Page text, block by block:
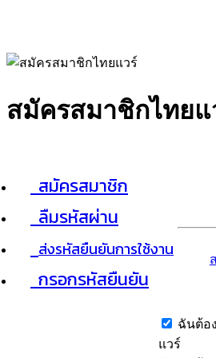
สมัครสมาชิกไทยแ
สมัครสมาชิก
ลืมรหัสผ่าน
ส่งรหัสยืนยันการใช้งาน
กรอกรหัสยืนยัน
ฉันต้อ
แวร์